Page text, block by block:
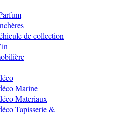
de collection
Marine
Materiaux
Tapisserie &